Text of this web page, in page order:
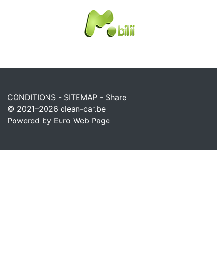
CONDITIONS - SITEMAP - Share
© 2021–2026 clean-car.be
Powered by Euro Web Page